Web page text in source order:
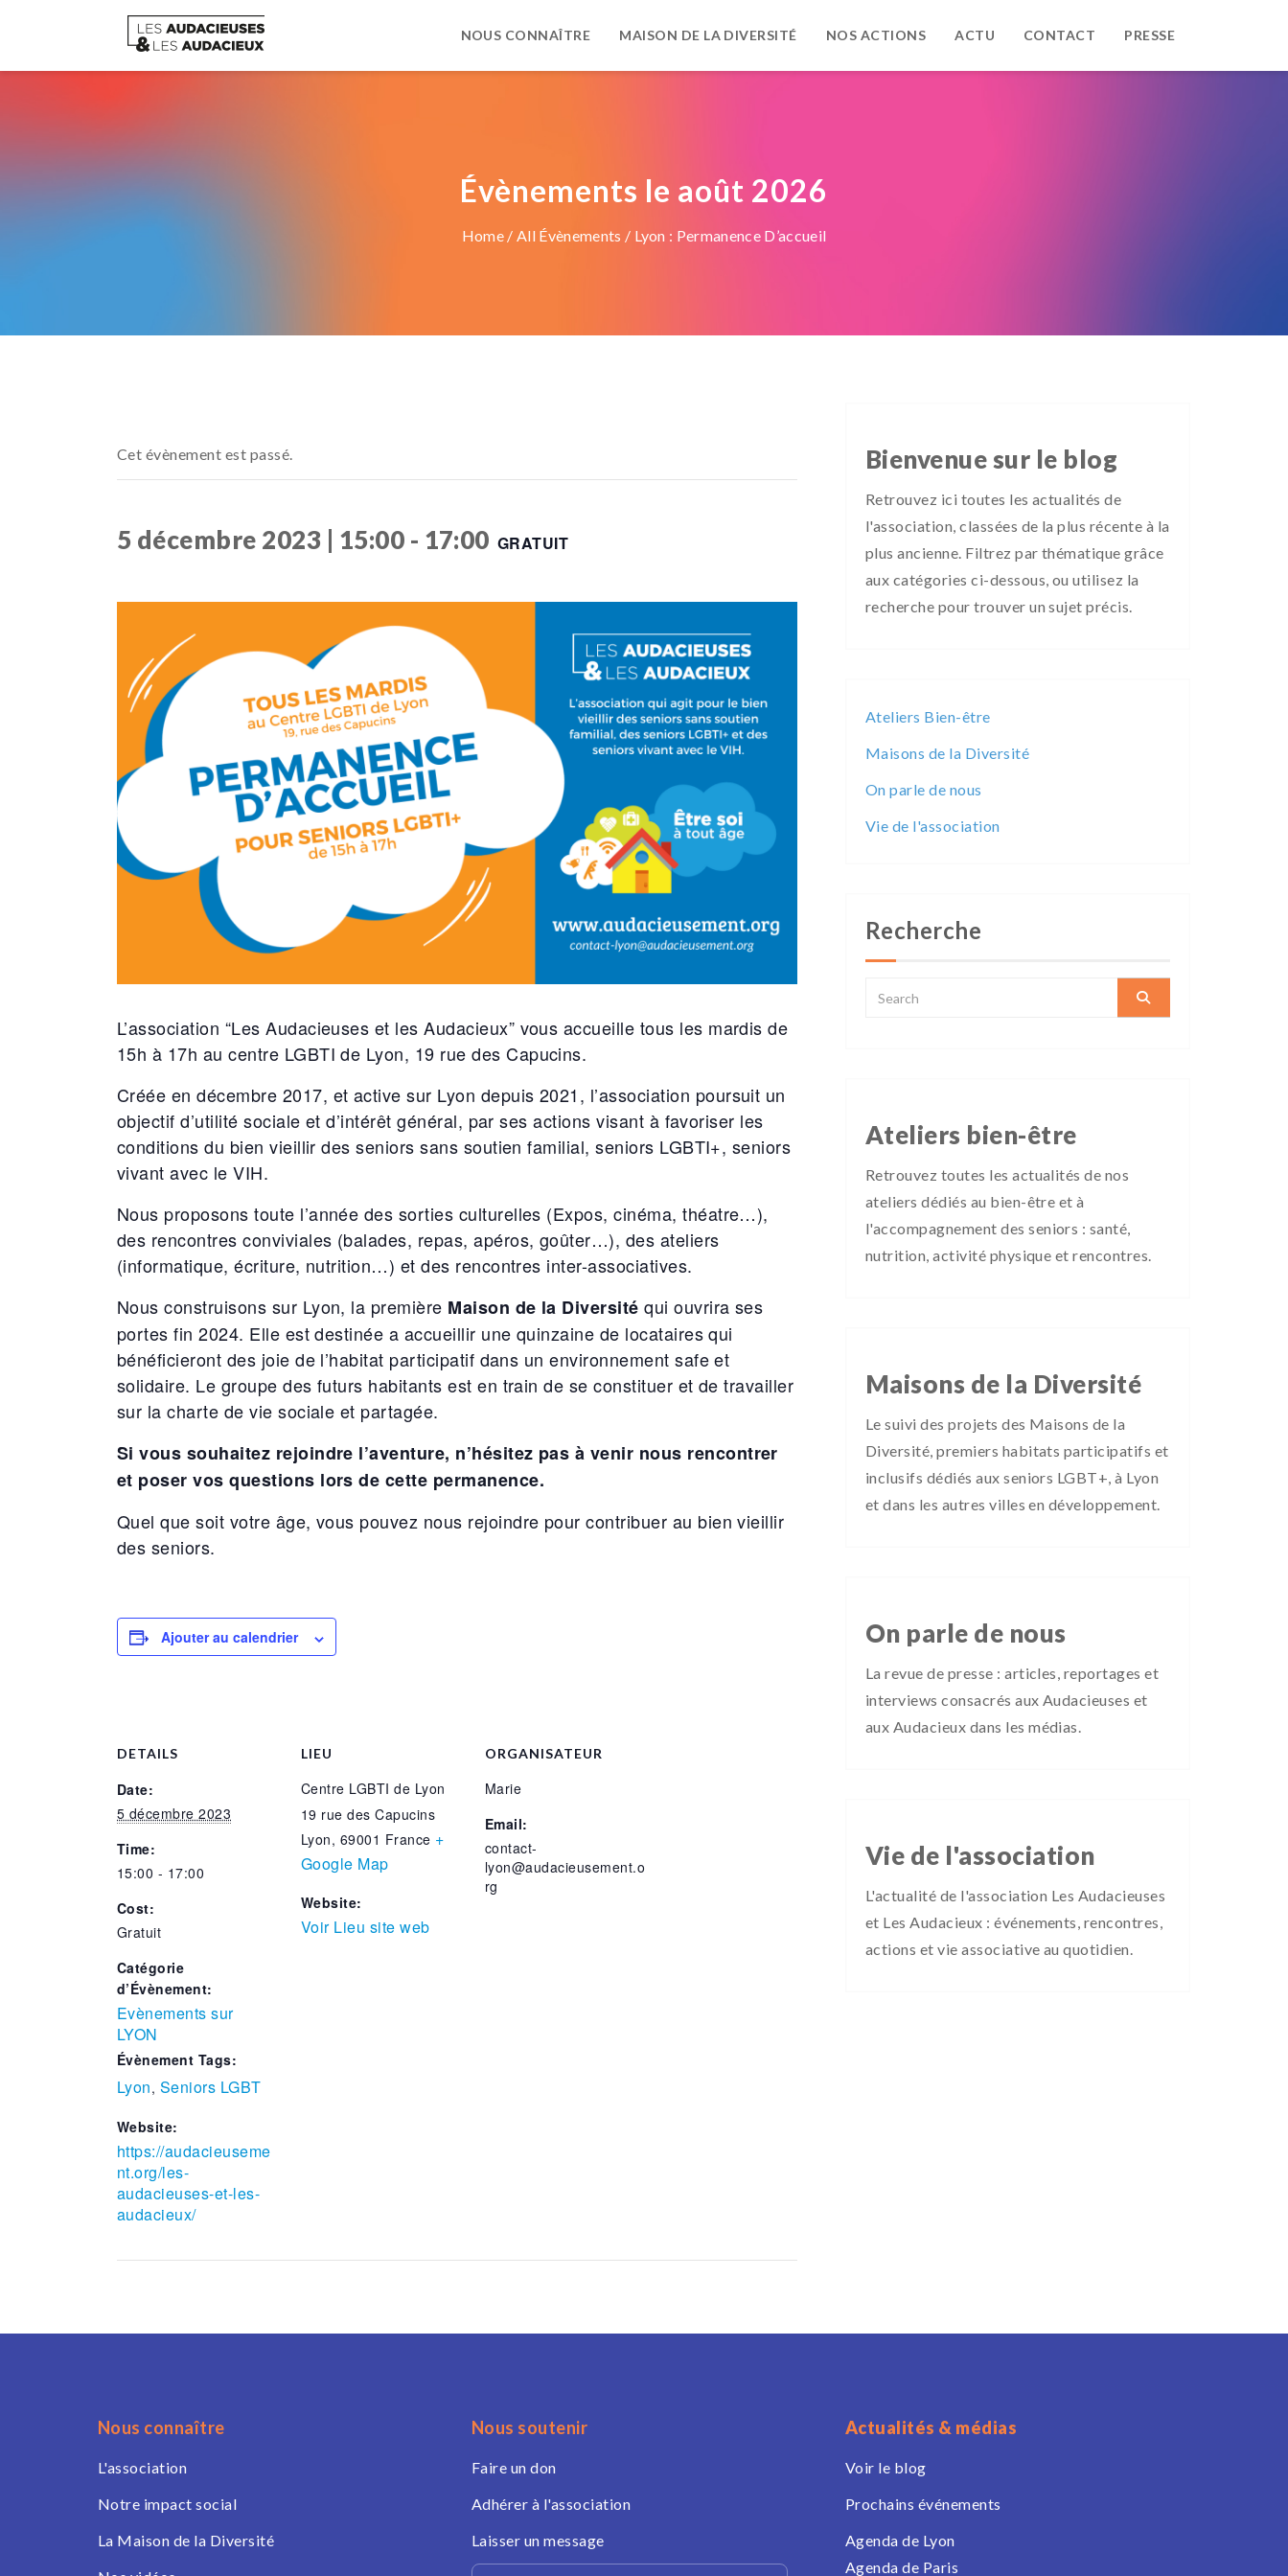
NOUS CONNAÎTRE MAISON DE LA DIVERSITÉ NOS ACTIONS ACTU CONTACT PRESSE
Évènements le août 2026
Home /All Évènements / Lyon : Permanence D’accueil
Cet évènement est passé.
5 décembre 2023 | 15:00 - 17:00 GRATUIT
L’association “Les Audacieuses et les Audacieux” vous accueille tous les mardis de
15h à 17h au centre LGBTI de Lyon, 19 rue des Capucins.
Créée en décembre 2017, et active sur Lyon depuis 2021, l’association poursuit un
objectif d’utilité sociale et d’intérêt général, par ses actions visant à favoriser les
conditions du bien vieillir des seniors sans soutien familial, seniors LGBTI+, seniors
vivant avec le VIH.
Nous proposons toute l’année des sorties culturelles (Expos, cinéma, théatre…),
des rencontres conviviales (balades, repas, apéros, goûter…), des ateliers
(informatique, écriture, nutrition…) et des rencontres inter-associatives.
Nous construisons sur Lyon, la première Maison de la Diversité qui ouvrira ses
portes fin 2024. Elle est destinée a accueillir une quinzaine de locataires qui
bénéficieront des joie de l’habitat participatif dans un environnement safe et
solidaire. Le groupe des futurs habitants est en train de se constituer et de travailler
sur la charte de vie sociale et partagée.
Si vous souhaitez rejoindre l’aventure, n’hésitez pas à venir nous rencontrer
et poser vos questions lors de cette permanence.
Quel que soit votre âge, vous pouvez nous rejoindre pour contribuer au bien vieillir
des seniors.
Ajouter au calendrier
DETAILS
Date:
5 décembre 2023
Time:
15:00 - 17:00
Cost:
Gratuit
Catégorie
d’Évènement:
Evènements sur
LYON
Évènement Tags:
Lyon, Seniors LGBT
Website:
https://audacieuseme
nt.org/les-
audacieuses-et-les-
audacieux/
LIEU
Centre LGBTI de Lyon
19 rue des Capucins
Lyon, 69001 France +
Google Map
Website:
Voir Lieu site web
ORGANISATEUR
Marie
Email:
contact-
lyon@audacieusement.o
rg
Bienvenue sur le blog
Retrouvez ici toutes les actualités de
l'association, classées de la plus récente à la
plus ancienne. Filtrez par thématique grâce
aux catégories ci-dessous, ou utilisez la
recherche pour trouver un sujet précis.
Ateliers Bien-être
Maisons de la Diversité
On parle de nous
Vie de l'association
Recherche
Ateliers bien-être
Retrouvez toutes les actualités de nos
ateliers dédiés au bien-être et à
l'accompagnement des seniors : santé,
nutrition, activité physique et rencontres.
Maisons de la Diversité
Le suivi des projets des Maisons de la
Diversité, premiers habitats participatifs et
inclusifs dédiés aux seniors LGBT+, à Lyon
et dans les autres villes en développement.
On parle de nous
La revue de presse : articles, reportages et
interviews consacrés aux Audacieuses et
aux Audacieux dans les médias.
Vie de l'association
L'actualité de l'association Les Audacieuses
et Les Audacieux : événements, rencontres,
actions et vie associative au quotidien.
Nous connaître
L'association
Notre impact social
La Maison de la Diversité
Nous soutenir
Faire un don
Adhérer à l'association
Laisser un message
Actualités & médias
Voir le blog
Prochains événements
Agenda de Lyon
Agenda de Paris